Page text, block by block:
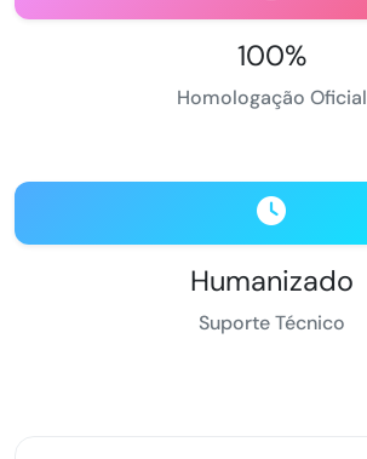
100%
Homologação Oficial
Humanizado
Suporte Técnico